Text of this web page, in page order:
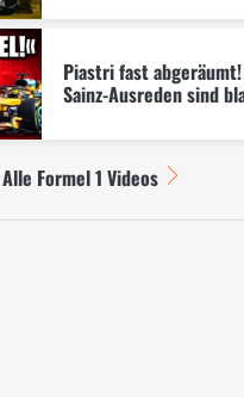
Piastri fast
Sainz-Ausreden sind
Alle Formel 1 Videos